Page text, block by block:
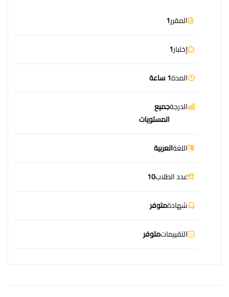
المقرر1
إختبار1
المدة1 ساعة
الدرجةجميع
المستويات
اللغةالعربية
عدد الطلاب10
شهادةمتوفر
التقييماتمتوفر